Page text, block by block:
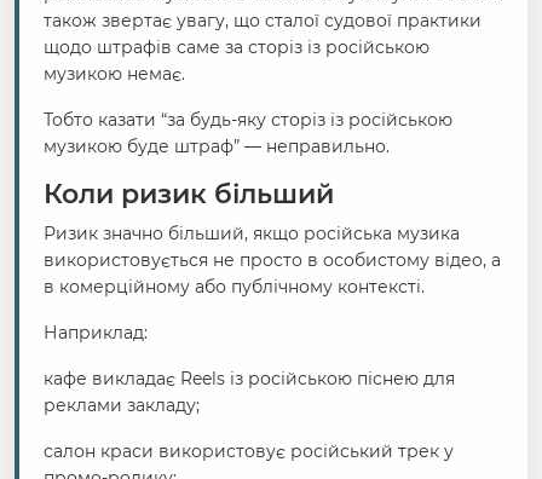
також звертає увагу, що сталої судової практики
щодо штрафів саме за сторіз із російською
музикою немає.
Тобто казати “за будь-яку сторіз із російською
музикою буде штраф” — неправильно.
Коли ризик більший
Ризик значно більший, якщо російська музика
використовується не просто в особистому відео, а
в комерційному або публічному контексті.
Наприклад:
кафе викладає Reels із російською піснею для
реклами закладу;
салон краси використовує російський трек у